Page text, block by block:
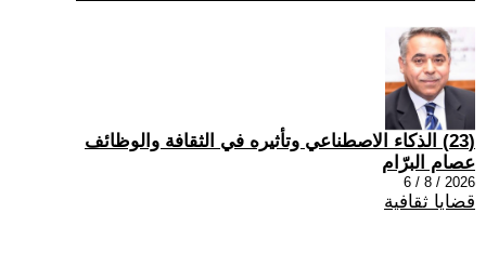
(23) الذكاء الاصطناعي وتأثيره في الثقافة والوظائف
عصام البرّام
2026 / 8 / 6
قضايا ثقافية